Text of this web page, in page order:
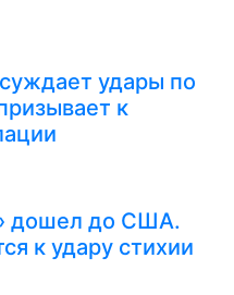
удары по
к
дошел до США.
к удару стихии